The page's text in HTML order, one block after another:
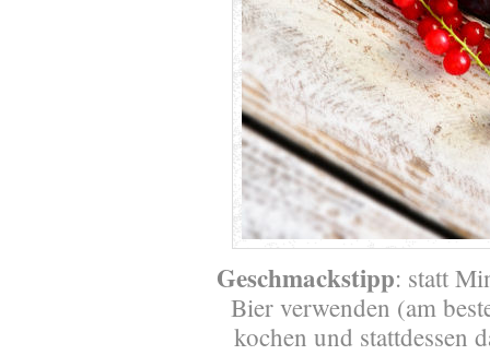
Geschmackstipp: statt
Bier verwenden (am
kochen und stattdessen